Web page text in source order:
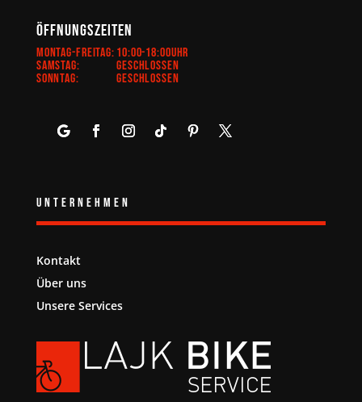
Öffnungszeiten
Montag-Freitag:
Samstag:
Sonntag:
10:00-18:00Uhr
Geschlossen
Geschlossen
Unternehmen
Kontakt
Über uns
Unsere Services